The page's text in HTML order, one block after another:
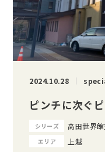
2024.10.28
ピンチに次ぐ
シリーズ 高田世界
エリア 上越